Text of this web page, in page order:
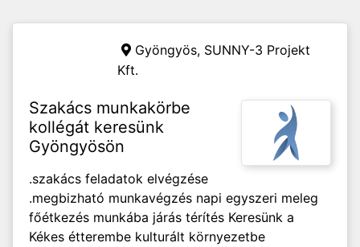
Gyöngyös, SUNNY-3 Projekt
Kft.
Szakács munkakörbe
kollégát keresünk
Gyöngyösön
.szakács feladatok elvégzése
.megbizható munkavégzés napi egyszeri meleg
főétkezés munkába járás térítés Keresünk a
Kékes étterembe kulturált környezetbe